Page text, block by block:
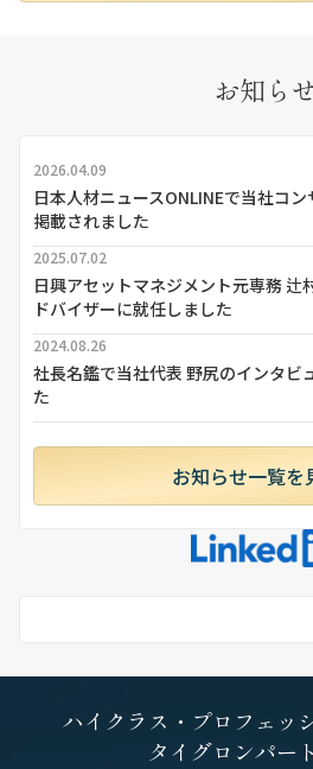
お知ら
2026.04.09
日本人材ニュースONLINEで当社コ
掲載されました
2025.07.02
日興アセットマネジメント元専務 辻
ドバイザーに就任しました
2024.08.26
社長名鑑で当社代表 野尻のインタビ
た
お知らせ一覧を
ハイクラス・プロフェッ
タイグロンパー